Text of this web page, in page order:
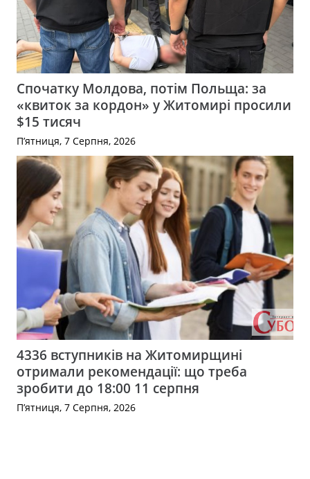
Спочатку Молдова, потім Польща: за
«квиток за кордон» у Житомирі просили
$15 тисяч
П’ятниця, 7 Серпня, 2026
4336 вступників на Житомирщині
отримали рекомендації: що треба
зробити до 18:00 11 серпня
П’ятниця, 7 Серпня, 2026